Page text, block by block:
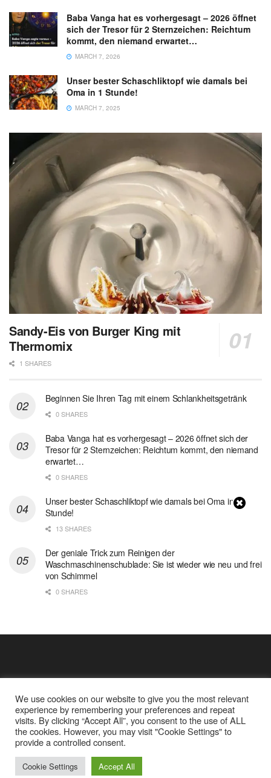
Baba Vanga hat es vorhergesagt – 2026 öffnet
sich der Tresor für 2 Sternzeichen: Reichtum
kommt, den niemand erwartet…
MARCH 7, 2026
Unser bester Schaschliktopf wie damals bei
Oma in 1 Stunde!
MARCH 7, 2025
Sandy-Eis von Burger King mit
Thermomix
1 SHARES
Beginnen Sie Ihren Tag mit einem Schlankheitsgetränk
0 SHARES
Baba Vanga hat es vorhergesagt – 2026 öffnet sich der
Tresor für 2 Sternzeichen: Reichtum kommt, den niemand
erwartet…
0 SHARES
Unser bester Schaschliktopf wie damals bei Oma in 1
Stunde!
13 SHARES
Der geniale Trick zum Reinigen der
Waschmaschinenschublade: Sie ist wieder wie neu und frei
von Schimmel
0 SHARES
Cookie Policy
Datenschutz
Google Analytics und Cookie Dateien
© 2025Einfache Rezept
We use cookies on our website to give you the most relevant
experience by remembering your preferences and repeat
visits. By clicking “Accept All”, you consent to the use of ALL
the cookies. However, you may visit "Cookie Settings" to
provide a controlled consent.
Cookie Settings Accept All